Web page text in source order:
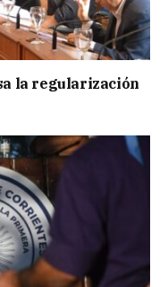
la regularización